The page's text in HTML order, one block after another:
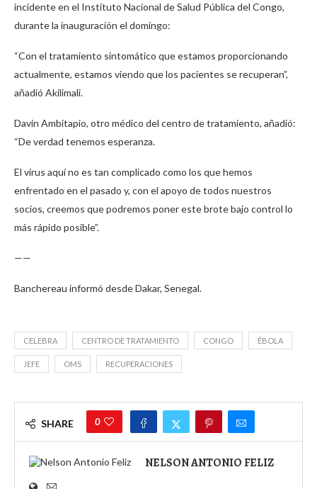
incidente en el Instituto Nacional de Salud Pública del Congo,
durante la inauguración el domingo:
“Con el tratamiento sintomático que estamos proporcionando
actualmente, estamos viendo que los pacientes se recuperan”,
añadió Akilimali.
Davin Ambitapio, otro médico del centro de tratamiento, añadió:
“De verdad tenemos esperanza.
El virus aquí no es tan complicado como los que hemos
enfrentado en el pasado y, con el apoyo de todos nuestros
socios, creemos que podremos poner este brote bajo control lo
más rápido posible”.
——
Banchereau informó desde Dakar, Senegal.
CELEBRA CENTRO DE TRATAMIENTO CONGO ÉBOLA
JEFE OMS RECUPERACIONES
SHARE 0
NELSON ANTONIO FELIZ